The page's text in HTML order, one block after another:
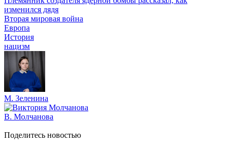
изменился дядя
Вторая мировая война
Европа
История
нацизм
М. Зеленина
В. Молчанова
Поделитесь новостью